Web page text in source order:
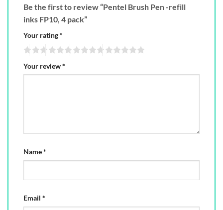
Be the first to review “Pentel Brush Pen -refill
inks FP10, 4 pack”
Your rating*
Your review*
Name*
Email *